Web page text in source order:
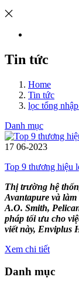
Tin tức
Home
Tin tức
lọc tổng
Danh mục
17 06-2023
Top 9 thương hiệu
Thị trường hệ
Avantapure và
A.O. Smith,
pháp tối ưu cho
viết này, Enviplus
Xem chi tiết
Danh mục